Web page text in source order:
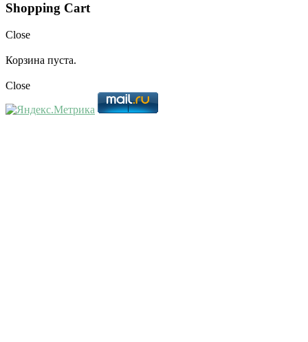
Shopping Cart
Close
Корзина пуста.
Close